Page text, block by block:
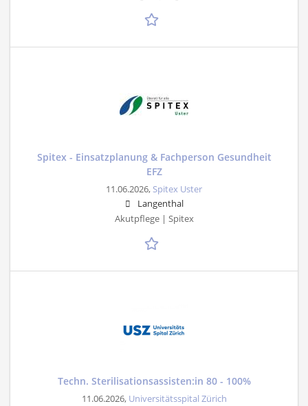
Spitex - Einsatzplanung & Fachperson Gesundheit
EFZ
11.06.2026, Spitex Uster
Langenthal
Akutpflege | Spitex
Techn. Sterilisationsassisten:in 80 - 100%
11.06.2026, Universitätsspital Zürich